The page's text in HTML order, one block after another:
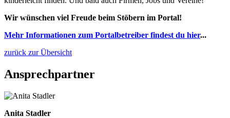
Wir wünschen viel Freude beim Stöbern im Portal!
Mehr Informationen zum Portalbetreiber findest du hier...
zurück zur Übersicht
Ansprechpartner
Anita Stadler